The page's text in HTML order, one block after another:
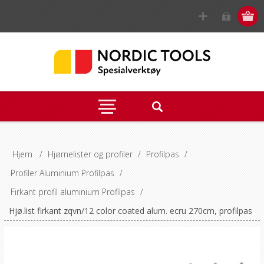
Hjem / Hjørnelister og profiler / Profilpas /
Profiler Aluminium Profilpas /
Firkant profil aluminium Profilpas /
Hjø.list firkant zqvn/12 color coated alum. ecru 270cm, profilpas